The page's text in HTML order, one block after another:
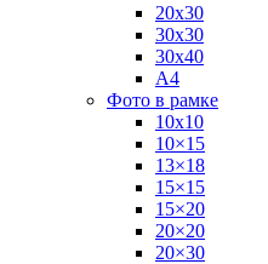
20х30
30х30
30х40
А4
Фото в рамке
10х10
10×15
13×18
15×15
15×20
20×20
20×30